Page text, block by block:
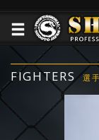
FIGHTERS 選